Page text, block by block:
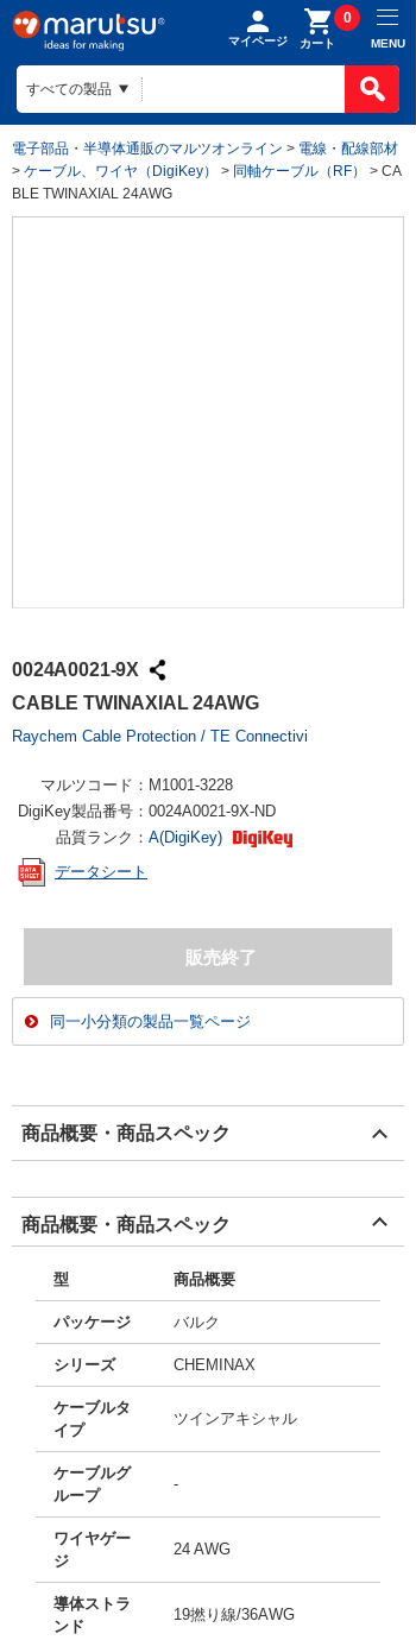
マイページ カート
0
MENU
電子部品・半導体通販のマルツオンライン > 電線・配線部材
> ケーブル、ワイヤ（DigiKey） > 同軸ケーブル（RF）
> CA
BLE TWINAXIAL 24AWG
0024A0021-9X
CABLE TWINAXIAL 24AWG
Raychem Cable Protection / TE Connectivi
マルツコード： M1001-3228
DigiKey製品番号： 0024A0021-9X-ND
品質ランク： A(DigiKey)
データシート
同一小分類の製品一覧ページ
商品概要・商品スペック
商品概要・商品スペック
型 商品概要
パッケージ バルク
シリーズ CHEMINAX
ケーブルタ
イプ
ツインアキシャル
ケーブルグ
ループ
-
ワイヤゲー
ジ
24 AWG
導体ストラ
ンド
19撚り線/36AWG